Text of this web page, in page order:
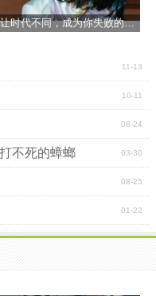
惜，那来之不易的幸
，你的焦虑，我都会
你内心深处的脆弱，但
总是把难过的事情憋在
那我也不会强求，伤痕
不得让你难过的我，会
的守护天使，默默地站
只要你开心，我便无怨
，所以一直不停地含着
弃最初的
别让时代不同，成为你失败的借口
11-13
10-11
08-24
03-30
不死的蟑螂
08-25
01-22